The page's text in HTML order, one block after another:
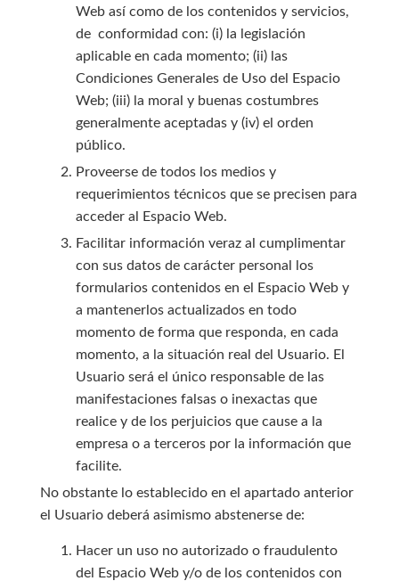
Web así como de los contenidos y servicios,
de conformidad con: (i) la legislación
aplicable en cada momento; (ii) las
Condiciones Generales de Uso del Espacio
Web; (iii) la moral y buenas costumbres
generalmente aceptadas y (iv) el orden
público.
Proveerse de todos los medios y
requerimientos técnicos que se precisen para
acceder al Espacio Web.
Facilitar información veraz al cumplimentar
con sus datos de carácter personal los
formularios contenidos en el Espacio Web y
a mantenerlos actualizados en todo
momento de forma que responda, en cada
momento, a la situación real del Usuario. El
Usuario será el único responsable de las
manifestaciones falsas o inexactas que
realice y de los perjuicios que cause a la
empresa o a terceros por la información que
facilite.
No obstante lo establecido en el apartado anterior
el Usuario deberá asimismo abstenerse de:
Hacer un uso no autorizado o fraudulento
del Espacio Web y/o de los contenidos con